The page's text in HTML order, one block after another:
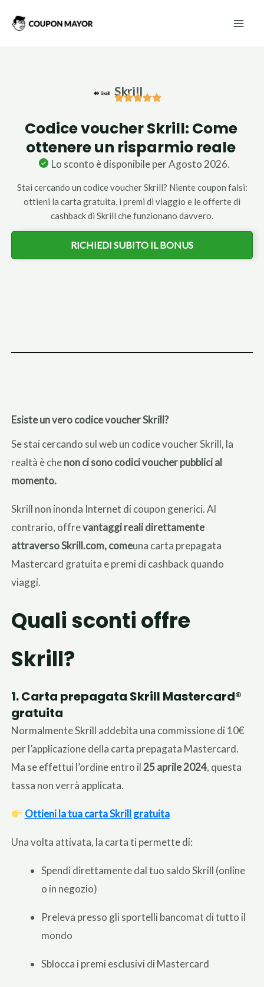
Skrill
Codice voucher Skrill: Come
ottenere un risparmio reale
Lo sconto è disponibile per Agosto 2026.
Stai cercando un codice voucher Skrill? Niente coupon falsi:
ottieni la carta gratuita, i premi di viaggio e le offerte di
cashback di Skrill che funzionano davvero.
RICHIEDI SUBITO IL BONUS
Esiste un vero codice voucher Skrill?
Se stai cercando sul web un codice voucher Skrill, la
realtà è chenon ci sono codici voucher pubblici al
momento.
Skrill non inonda Internet di coupon generici. Al
contrario, offrevantaggi reali direttamente
attraverso Skrill.com, comeuna carta prepagata
Mastercard gratuita e premi di cashback quando
viaggi.
Quali sconti offre
Skrill?
1. Carta prepagata Skrill Mastercard®
gratuita
Normalmente Skrill addebita una commissione di 10€
per l’applicazione della carta prepagata Mastercard.
Ma se effettui l’ordine entro il25 aprile 2024, questa
tassa non verrà applicata.
Ottieni la tua carta Skrill gratuita
Una volta attivata, la carta ti permette di:
Spendi direttamente dal tuo saldo Skrill (online
o in negozio)
Preleva presso gli sportelli bancomat di tutto il
mondo
Sblocca i premi esclusivi di Mastercard